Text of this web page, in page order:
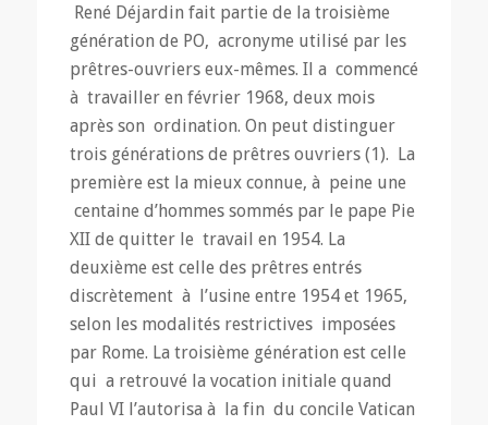
René Déjardin fait partie de la troisième
génération de PO, acronyme utilisé par les
prêtres-ouvriers eux-mêmes. Il a commencé
à travailler en février 1968, deux mois
après son ordination. On peut distinguer
trois générations de prêtres ouvriers (1). La
première est la mieux connue, à peine une
centaine d’hommes sommés par le pape Pie
XII de quitter le travail en 1954. La
deuxième est celle des prêtres entrés
discrètement à l’usine entre 1954 et 1965,
selon les modalités restrictives imposées
par Rome. La troisième génération est celle
qui a retrouvé la vocation initiale quand
Paul VI l’autorisa à la fin du concile Vatican